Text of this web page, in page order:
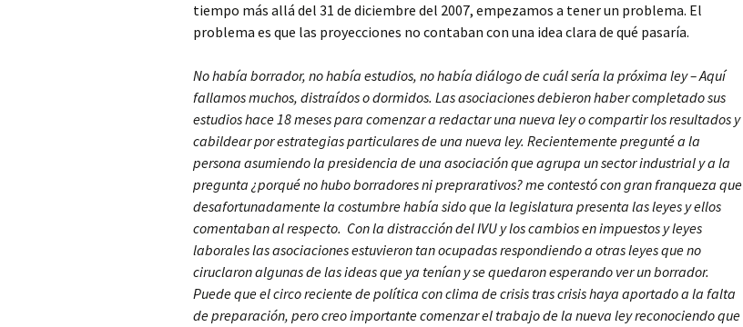
tiempo más allá del 31 de diciembre del 2007, empezamos a tener un problema. El
problema es que las proyecciones no contaban con una idea clara de qué pasaría.
No había borrador, no había estudios, no había diálogo de cuál sería la próxima ley – Aquí
fallamos muchos, distraídos o dormidos. Las asociaciones debieron haber completado sus
estudios hace 18 meses para comenzar a redactar una nueva ley o compartir los resultados y
cabildear por estrategias particulares de una nueva ley. Recientemente pregunté a la
persona asumiendo la presidencia de una asociación que agrupa un sector industrial y a la
pregunta ¿porqué no hubo borradores ni preprarativos? me contestó con gran franqueza que
desafortunadamente la costumbre había sido que la legislatura presenta las leyes y ellos
comentaban al respecto. Con la distracción del IVU y los cambios en impuestos y leyes
laborales las asociaciones estuvieron tan ocupadas respondiendo a otras leyes que no
ciruclaron algunas de las ideas que ya tenían y se quedaron esperando ver un borrador.
Puede que el circo reciente de política con clima de crisis tras crisis haya aportado a la falta
de preparación, pero creo importante comenzar el trabajo de la nueva ley reconociendo que